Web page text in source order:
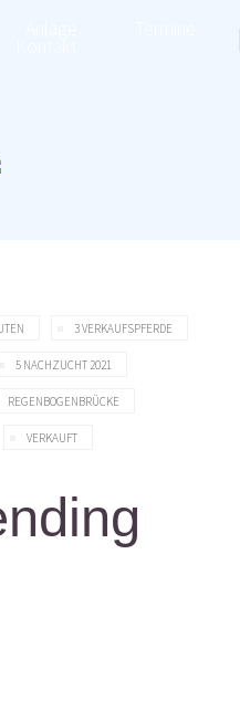
3 VERKAUFSPFERDE
5 NACHZUCHT 2021
REGENBOGENBRÜCKE
VERKAUFT